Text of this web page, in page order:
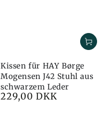
Kissen für HAY Børge
Mogensen J42 Stuhl aus
schwarzem Leder
Preis
229,00 DKK